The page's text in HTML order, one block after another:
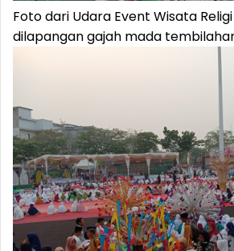
Foto dari Udara Event Wisata
dilapangan gajah mada